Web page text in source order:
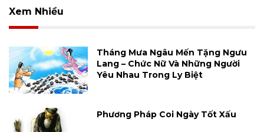
Xem Nhiều
Tháng Mưa Ngâu Mến Tặng Ngưu
Lang – Chức Nữ Và Những Người
Yêu Nhau Trong Ly Biệt
Phương Pháp Coi Ngày Tốt Xấu